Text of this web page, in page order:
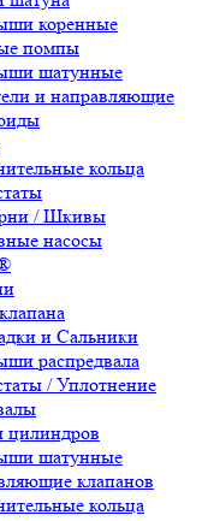
коренные
помпы
шатунные
и направляющие
кольца
/ Шкивы
насосы
и Сальники
распредвала
/ Уплотнение
цилиндров
шатунные
клапанов
кольца